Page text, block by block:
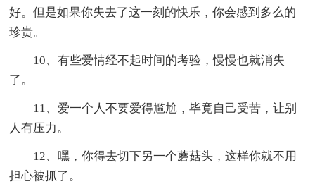
好。但是如果你失去了这一刻的快乐，你会感到多么的
珍贵。
10、有些爱情经不起时间的考验，慢慢也就消失
了。
11、爱一个人不要爱得尴尬，毕竟自己受苦，让别
人有压力。
12、嘿，你得去切下另一个蘑菇头，这样你就不用
担心被抓了。